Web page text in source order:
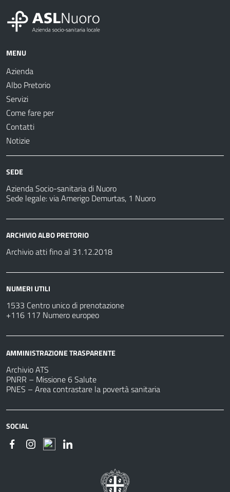
MENU
Azienda
Albo Pretorio
Servizi
Come fare per
Contatti
Notizie
SEDE
Azienda Socio-sanitaria di Nuoro
Sede legale: via Amerigo Demurtas, 1 Nuoro
ARCHIVIO ALBO PRETORIO
Archivio atti fino al 31.12.2018
NUMERI UTILI
1533 Centro unico di prenotazione
+116 117 Numero europeo
AMMINISTRAZIONE TRASPARENTE
Archivio ATS
PNRR – Missione 6 Salute
PNES – Area contrastare la povertà sanitaria
SOCIAL